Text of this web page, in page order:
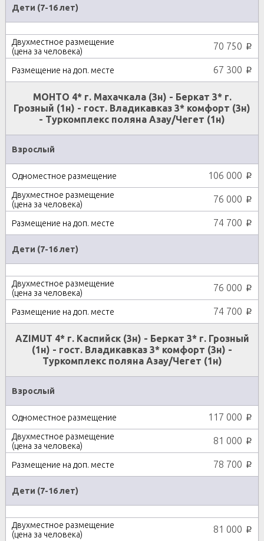
Дети (7-16 лет)
70 750 p
67 300 p
МОНТО 4* г. Махачкала (3н) - Беркат 3* г.
Грозный (1н) - гост. Владикавказ 3* комфорт (3н)
- Туркомплекс поляна Азау/Чегет (1н)
Взрослый
106 000 p
76 000 p
74 700 p
Дети (7-16 лет)
76 000 p
74 700 p
AZIMUT 4* г. Каспийск (3н) - Беркат 3* г. Грозный
(1н) - гост. Владикавказ 3* комфорт (3н) -
Туркомплекс поляна Азау/Чегет (1н)
Взрослый
117 000 p
81 000 p
78 700 p
Дети (7-16 лет)
81 000 p